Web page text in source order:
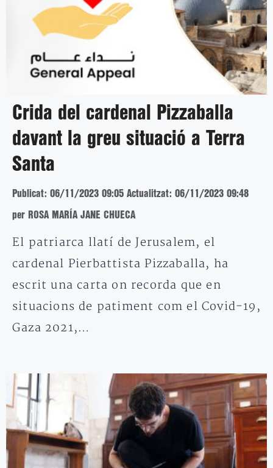
Crida del cardenal Pizzaballa
davant la greu situació a Terra
Santa
Publicat: 06/11/2023 09:05 Actualitzat: 06/11/2023 09:48
per ROSA MARÍA JANE CHUECA
El patriarca llatí de Jerusalem, el
cardenal Pierbattista Pizzaballa, ha
escrit una carta on recorda que en
situacions de patiment com el Covid-19,
Gaza 2021,…